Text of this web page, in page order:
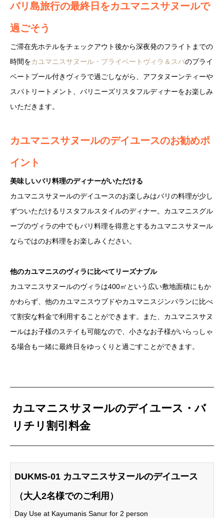
バリ島旅行の最終日をカユマニスサヌールで
過ごそう
ご滞在先ホテルをチェックアウト後から深夜発のフライトまでの
時間をカユマニスサヌール・プライベートヴィラ＆スパのプライ
ベートプール付きヴィラで過ごしながら、アフタヌーンティーや
スパトリートメント、バリニーズリスタフルディナーをお楽しみ
いただきます。
カユマニスサヌールのデイユースのお勧めポ
イント
美味しいバリ料理のディナーがいただける
カユマニスサヌールのデイユースのお楽しみはバリの料理が少し
ずついただけるリスタフルスタイルのディナー。カユマニスグル
ープのヴィラの中でもバリ料理を得意とするカユマニスサヌール
ならではのお料理をお楽しみください。
他のカユマニスのヴィラに比べてリーズナブル
カユマニスサヌールのヴィラは400㎡という広い敷地面積にもか
かわらず、他のカユマニスウブドやカユマニスジンバランに比べ
て割安な料金で利用することができます。また、カユマニスサヌ
ールはお子様のステイも可能なので、小さなお子様がいらっしゃ
る場合も一緒に最終日をゆっくりと過ごすことができます。
カユマニスサヌールのデイユース・バ
リチリ割引料金
DUKMS-01 カユマニスサヌールのデイユース
（大人2名様でのご利用）
Day Use at Kayumanis Sanur for 2 person